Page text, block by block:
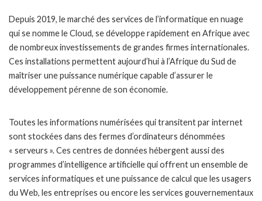
Depuis 2019, le marché des services de l’informatique en nuage
qui se nomme le Cloud, se développe rapidement en Afrique avec
de nombreux investissements de grandes firmes internationales.
Ces installations permettent aujourd’hui à l’Afrique du Sud de
maîtriser une puissance numérique capable d’assurer le
développement pérenne de son économie.
Toutes les informations numérisées qui transitent par internet
sont stockées dans des fermes d’ordinateurs dénommées
« serveurs ». Ces centres de données hébergent aussi des
programmes d’intelligence artificielle qui offrent un ensemble de
services informatiques et une puissance de calcul que les usagers
du Web, les entreprises ou encore les services gouvernementaux